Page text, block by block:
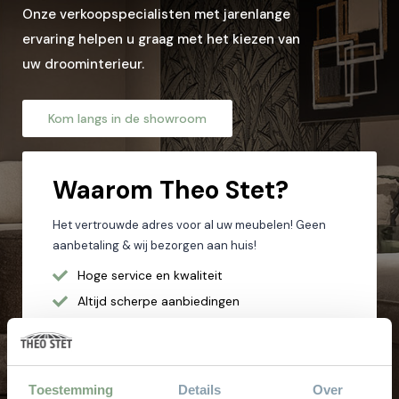
Toestemming Details Over
Let op: zorg dat alle velden met een * zijn ingevuld.
Onze verkoopspecialisten met jarenlange
ervaring helpen u graag met het kiezen van
uw droominterieur.
Kom langs in de showroom
Waarom Theo Stet?
Het vertrouwde adres voor al uw meubelen! Geen
aanbetaling & wij bezorgen aan huis!
Hoge service en kwaliteit
Altijd scherpe aanbiedingen